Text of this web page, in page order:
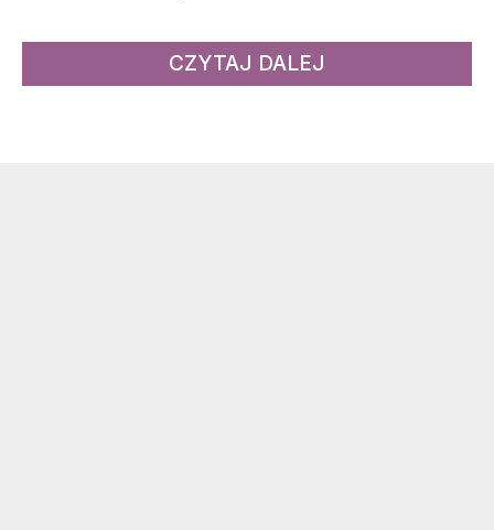
CZYTAJ DALEJ